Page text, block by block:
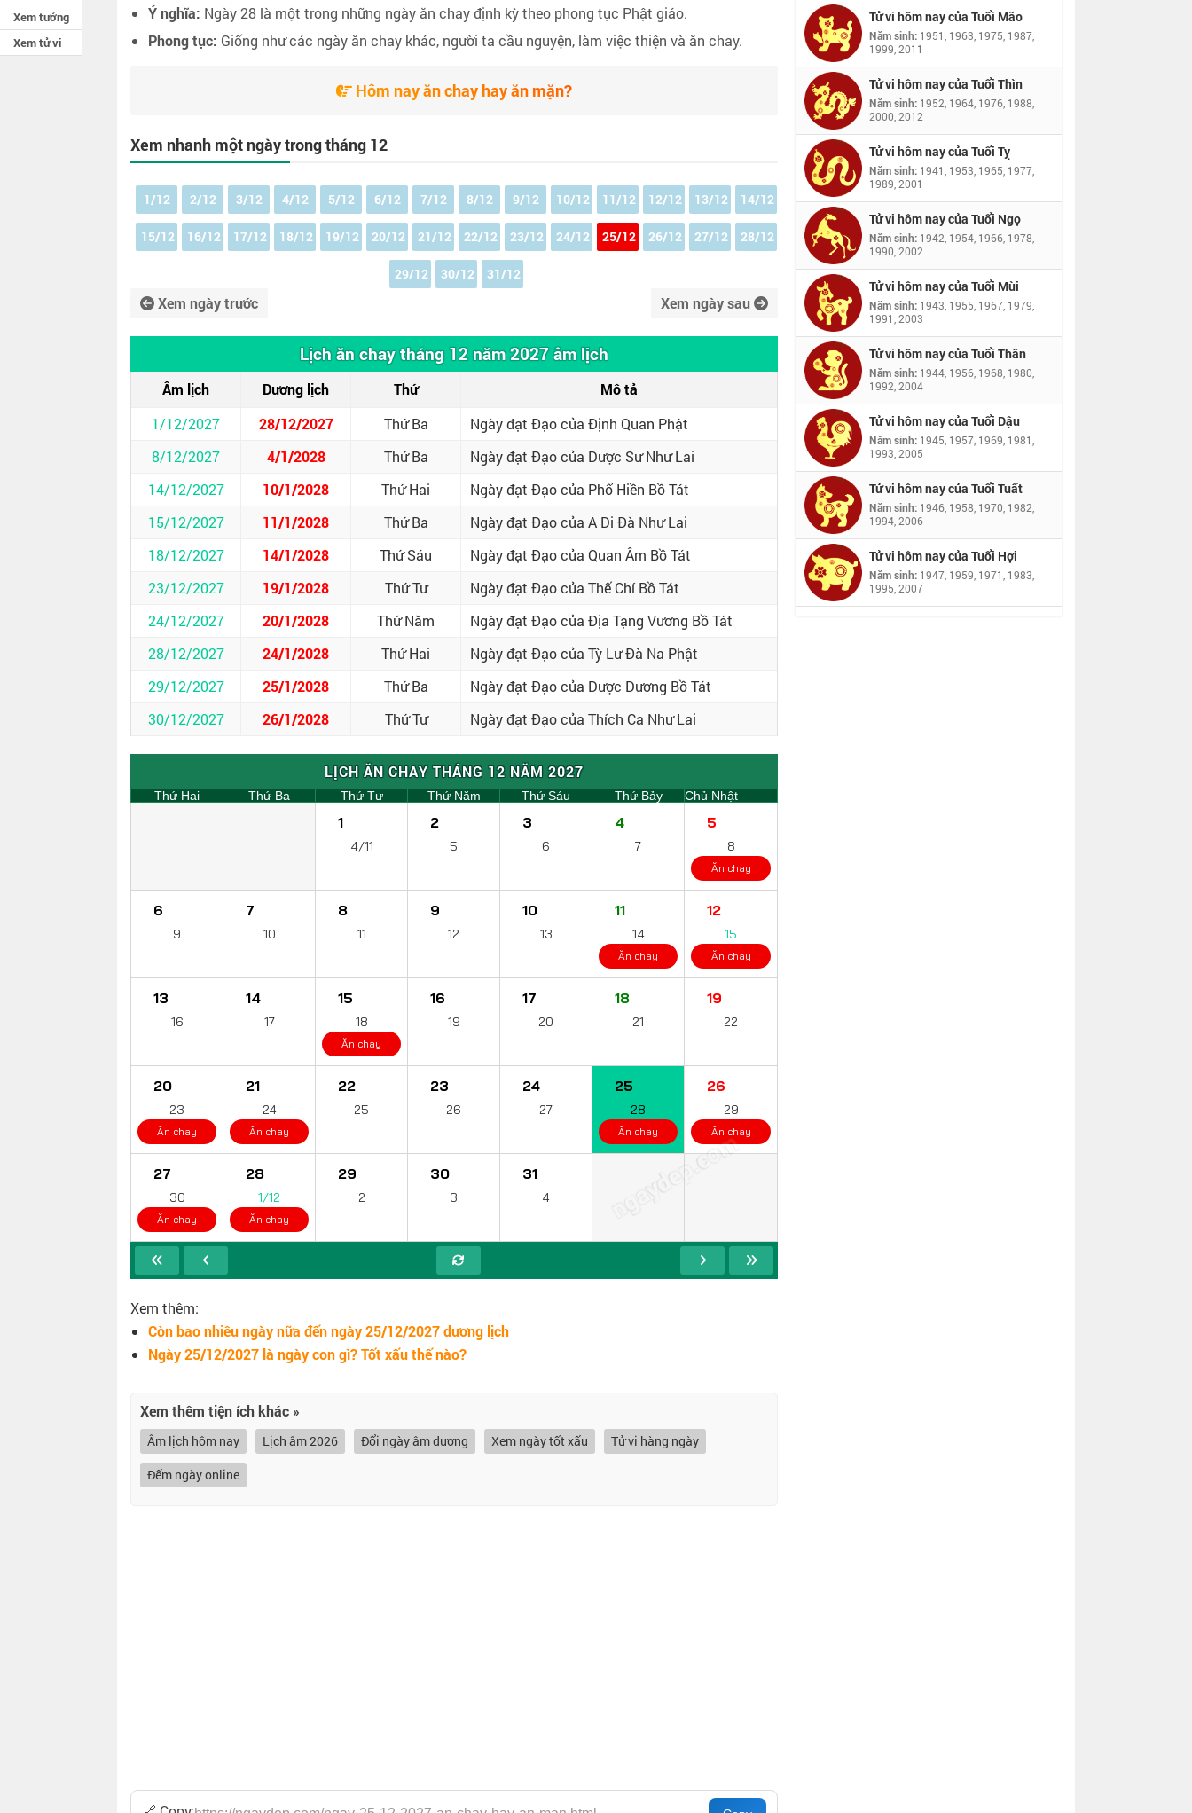
Xem tướng
Xem tử vi
Ý nghĩa: Ngày 28 là một trong những ngày ăn chay định kỳ theo phong tục Phật giáo.
Phong tục: Giống như các ngày ăn chay khác, người ta cầu nguyện, làm việc thiện và ăn chay.
Hôm nay ăn chay hay ăn mặn?
Xem nhanh một ngày trong tháng 12
1/12 2/12 3/12 4/12 5/12 6/12 7/12 8/12 9/12 10/12 11/12 12/12 13/12 14/12
15/12 16/12 17/12 18/12 19/12 20/12 21/12 22/12 23/12 24/12 25/12 26/12 27/12 28/12
29/12 30/12 31/12
Xem ngày trước Xem ngày sau
Lịch ăn chay tháng 12 năm 2027 âm lịch
Âm lịch Dương lịch Thứ
Mô tả
1/12/2027
28/12/2027 Thứ Ba
Ngày đạt Đạo của Định Quan Phật
8/12/2027
4/1/2028 Thứ Ba
Ngày đạt Đạo của Dược Sư Như Lai
14/12/2027
10/1/2028 Thứ Hai
Ngày đạt Đạo của Phổ Hiền Bồ Tát
15/12/2027
11/1/2028 Thứ Ba
Ngày đạt Đạo của A Di Đà Như Lai
18/12/2027
14/1/2028 Thứ Sáu
Ngày đạt Đạo của Quan Âm Bồ Tát
23/12/2027
19/1/2028 Thứ Tư
Ngày đạt Đạo của Thế Chí Bồ Tát
24/12/2027
20/1/2028 Thứ Năm
Ngày đạt Đạo của Địa Tạng Vương Bồ Tát
28/12/2027
24/1/2028 Thứ Hai
Ngày đạt Đạo của Tỳ Lư Đà Na Phật
29/12/2027
25/1/2028 Thứ Ba
Ngày đạt Đạo của Dược Dương Bồ Tát
30/12/2027
26/1/2028 Thứ Tư Ngày đạt Đạo của Thích Ca Như Lai
LỊCH ĂN CHAY THÁNG 12 NĂM 2027
Thứ Hai Thứ Ba Thứ Tư Thứ Năm Thứ Sáu Thứ Bảy Chủ Nhật
1
4/11
2
5
3
6
4
7
5
8
Ăn chay
6
9
7
10
8
11
9
12
10
13
11
14
Ăn chay
12
15
Ăn chay
13
16
14
17
15
18
Ăn chay
16
19
17
20
18
21
19
22
20
23
Ăn chay
21
24
Ăn chay
22
25
23
26
24
27
25
28
Ăn chay
26
29
Ăn chay
27
30
Ăn chay
28
1/12
Ăn chay
29
2
30
3
31
4 ngaydep.com
Xem thêm:
Còn bao nhiêu ngày nữa đến ngày 25/12/2027 dương lịch
Ngày 25/12/2027 là ngày con gì? Tốt xấu thế nào?
Xem thêm tiện ích khác »
Âm lịch hôm nay Lịch âm 2026 Đổi ngày âm dương Xem ngày tốt xấu
Tử vi hàng ngày
Đếm ngày online
Tử vi hôm nay của Tuổi Mão
Năm sinh: 1951, 1963, 1975, 1987,
1999, 2011
Tử vi hôm nay của Tuổi Thìn
Năm sinh: 1952, 1964, 1976, 1988,
2000, 2012
Tử vi hôm nay của Tuổi Tỵ
Năm sinh: 1941, 1953, 1965, 1977,
1989, 2001
Tử vi hôm nay của Tuổi Ngọ
Năm sinh: 1942, 1954, 1966, 1978,
1990, 2002
Tử vi hôm nay của Tuổi Mùi
Năm sinh: 1943, 1955, 1967, 1979,
1991, 2003
Tử vi hôm nay của Tuổi Thân
Năm sinh: 1944, 1956, 1968, 1980,
1992, 2004
Tử vi hôm nay của Tuổi Dậu
Năm sinh: 1945, 1957, 1969, 1981,
1993, 2005
Tử vi hôm nay của Tuổi Tuất
Năm sinh: 1946, 1958, 1970, 1982,
1994, 2006
Tử vi hôm nay của Tuổi Hợi
Năm sinh: 1947, 1959, 1971, 1983,
1995, 2007